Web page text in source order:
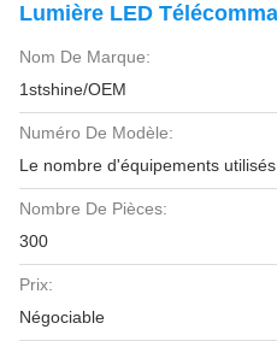
Lumière LED
Nom De Marque:
1stshine/OEM
Numéro De Modèle:
Le nombre d'équipements utilisés
Nombre De Pièces:
300
Prix:
Négociable